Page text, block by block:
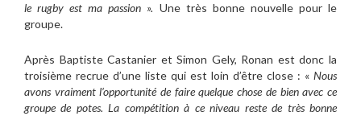
le rugby est ma passion ». Une très bonne nouvelle pour le
groupe.
Après Baptiste Castanier et Simon Gely, Ronan est donc la
troisième recrue d’une liste qui est loin d’être close : « Nous
avons vraiment l’opportunité de faire quelque chose de bien avec ce
groupe de potes. La compétition à ce niveau reste de très bonne